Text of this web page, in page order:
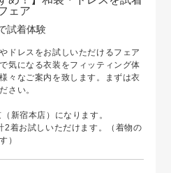
ェア
試着体験
ドレスをお試しいただけるフェア
気になる衣装をフィッティング体
々なご案内を致します。まずは衣
さい。
新宿本店）になります。
着お試しいただけます。（着物の
）